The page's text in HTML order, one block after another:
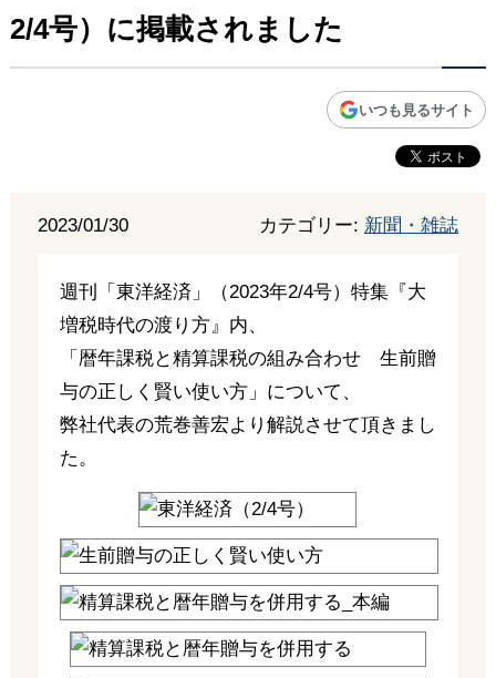
2/4号）に掲載されました
いつも見るサイト
2023/01/30 カテゴリー: 新聞・雑誌
週刊「東洋経済」（2023年2/4号）特集『大
増税時代の渡り方』内、
「暦年課税と精算課税の組み合わせ 生前贈
与の正しく賢い使い方」について、
弊社代表の荒巻善宏より解説させて頂きまし
た。